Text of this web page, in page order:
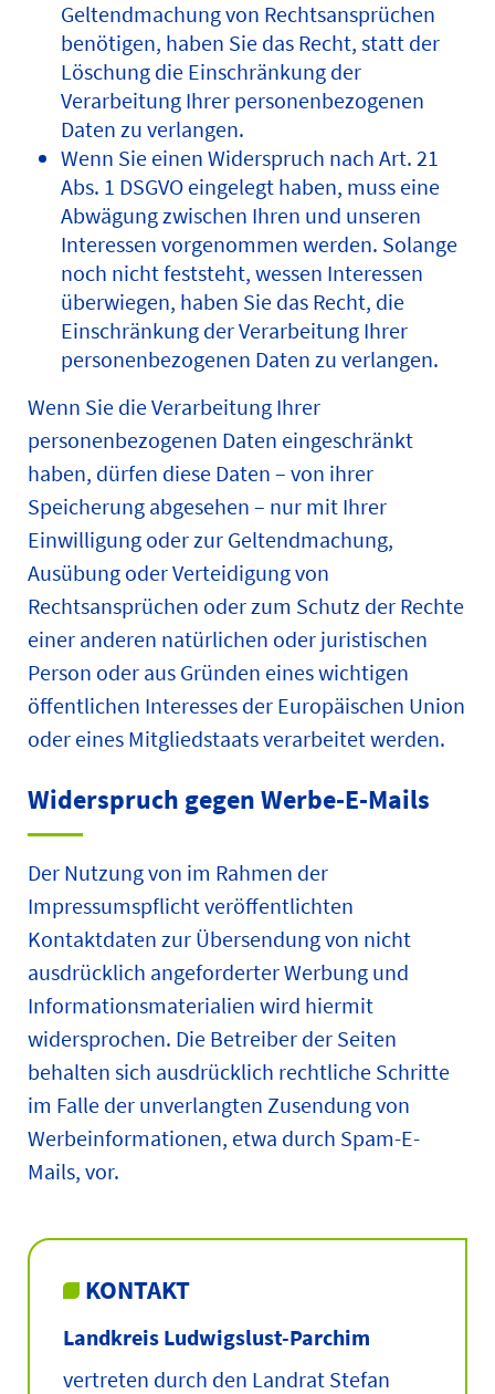
Geltendmachung von Rechtsansprüchen
benötigen, haben Sie das Recht, statt der
Löschung die Einschränkung der
Verarbeitung Ihrer personenbezogenen
Daten zu verlangen.
Wenn Sie einen Widerspruch nach Art. 21
Abs. 1 DSGVO eingelegt haben, muss eine
Abwägung zwischen Ihren und unseren
Interessen vorgenommen werden. Solange
noch nicht feststeht, wessen Interessen
überwiegen, haben Sie das Recht, die
Einschränkung der Verarbeitung Ihrer
personenbezogenen Daten zu verlangen.
Wenn Sie die Verarbeitung Ihrer
personenbezogenen Daten eingeschränkt
haben, dürfen diese Daten – von ihrer
Speicherung abgesehen – nur mit Ihrer
Einwilligung oder zur Geltendmachung,
Ausübung oder Verteidigung von
Rechtsansprüchen oder zum Schutz der Rechte
einer anderen natürlichen oder juristischen
Person oder aus Gründen eines wichtigen
öffentlichen Interesses der Europäischen Union
oder eines Mitgliedstaats verarbeitet werden.
Widerspruch gegen Werbe-E-Mails
Der Nutzung von im Rahmen der
Impressumspflicht veröffentlichten
Kontaktdaten zur Übersendung von nicht
ausdrücklich angeforderter Werbung und
Informationsmaterialien wird hiermit
widersprochen. Die Betreiber der Seiten
behalten sich ausdrücklich rechtliche Schritte
im Falle der unverlangten Zusendung von
Werbeinformationen, etwa durch Spam-E-
Mails, vor.
KONTAKT
Landkreis Ludwigslust-Parchim
vertreten durch den Landrat Stefan